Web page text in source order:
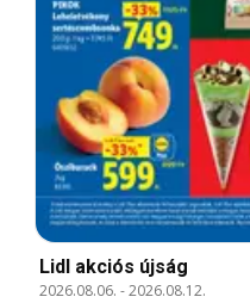
Lidl akciós újság
2026.08.06. -2026.08.12.